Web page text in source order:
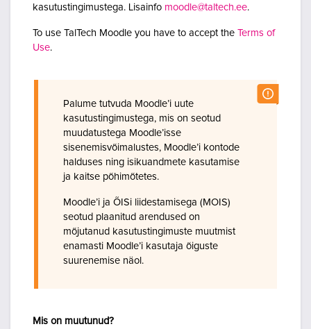
kasutustingimustega. Lisainfo moodle@taltech.ee.
To use TalTech Moodle you have to accept the Terms of
Use.
Palume tutvuda Moodle’i uute
kasutustingimustega, mis on seotud
muudatustega Moodle’isse
sisenemisvõimalustes, Moodle’i kontode
halduses ning isikuandmete kasutamise
ja kaitse põhimõtetes.
Moodle’i ja ÕISi liidestamisega (MOIS)
seotud plaanitud arendused on
mõjutanud kasutustingimuste muutmist
enamasti Moodle’i kasutaja õiguste
suurenemise näol.
Mis on muutunud?